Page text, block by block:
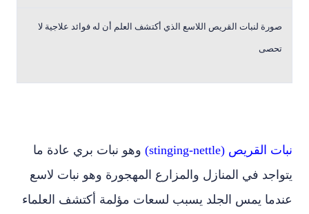
صورة لنبات القريص اللاسع الذي أكتشف العلم أن له فوائد علاجية لا
تحصى
نبات القريص (stinging-nettle)
وهو نبات بري عادة ما
يتواجد في المنازل والمزارع المهجورة وهو نبات لاسع
عندما يمس الجلد يسبب لسعات مؤلمة أكتشف العلماء